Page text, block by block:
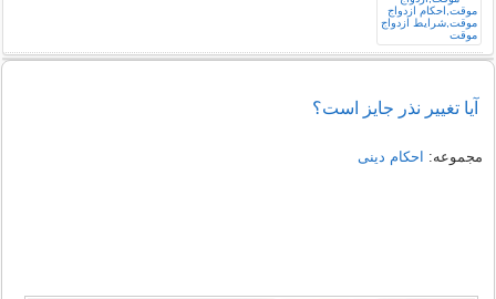
آیا تغییر نذر جایز است؟
مجموعه: احکام دینی